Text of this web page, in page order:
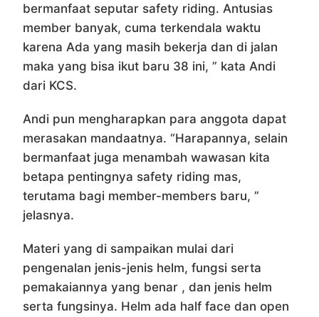
bermanfaat seputar safety riding. Antusias
member banyak, cuma terkendala waktu
karena Ada yang masih bekerja dan di jalan
maka yang bisa ikut baru 38 ini, ” kata Andi
dari KCS.
Andi pun mengharapkan para anggota dapat
merasakan mandaatnya. “Harapannya, selain
bermanfaat juga menambah wawasan kita
betapa pentingnya safety riding mas,
terutama bagi member-members baru, ”
jelasnya.
Materi yang di sampaikan mulai dari
pengenalan jenis-jenis helm, fungsi serta
pemakaiannya yang benar , dan jenis helm
serta fungsinya. Helm ada half face dan open